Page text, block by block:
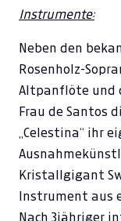
Instrumente:
Neben den
Rosenholz-
Altpanflöte und
Frau de Santos
„Celestina“ ihr
Kristallgigant
Instrument aus
Nach 3jähriger